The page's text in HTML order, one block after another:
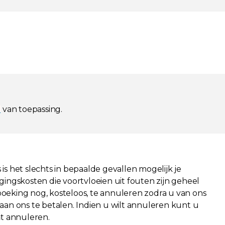
van toepassing.
het slechts in bepaalde gevallen mogelijk je
die voortvloeien uit fouten zijn geheel
nog, kosteloos, te annuleren zodra u van ons
ons te betalen. Indien u wilt annuleren kunt u
annuleren.